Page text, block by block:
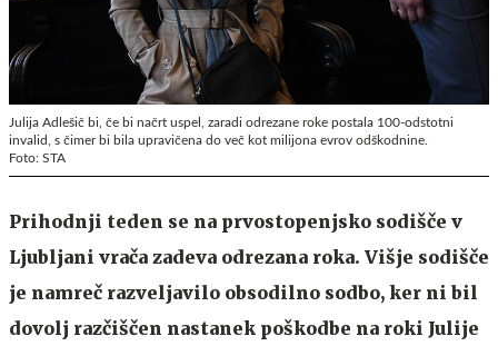
Julija Adlešič bi, če bi načrt uspel, zaradi odrezane roke postala 100-odstotni
invalid, s čimer bi bila upravičena do več kot milijona evrov odškodnine.
Foto: STA
Prihodnji teden se na prvostopenjsko sodišče v
Ljubljani vrača zadeva odrezana roka. Višje sodišče
je namreč razveljavilo obsodilno sodbo, ker ni bil
dovolj razčiščen nastanek poškodbe na roki Julije